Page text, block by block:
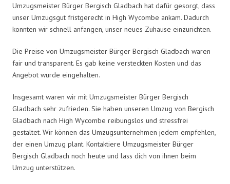
Umzugsmeister Bürger Bergisch Gladbach hat dafür gesorgt, dass
unser Umzugsgut fristgerecht in High Wycombe ankam. Dadurch
konnten wir schnell anfangen, unser neues Zuhause einzurichten.
Die Preise von Umzugsmeister Bürger Bergisch Gladbach waren
fair und transparent. Es gab keine versteckten Kosten und das
Angebot wurde eingehalten.
Insgesamt waren wir mit Umzugsmeister Bürger Bergisch
Gladbach sehr zufrieden. Sie haben unseren Umzug von Bergisch
Gladbach nach High Wycombe reibungslos und stressfrei
gestaltet. Wir können das Umzugsunternehmen jedem empfehlen,
der einen Umzug plant. Kontaktiere Umzugsmeister Bürger
Bergisch Gladbach noch heute und lass dich von ihnen beim
Umzug unterstützen.